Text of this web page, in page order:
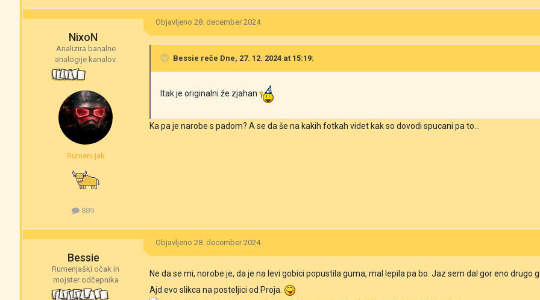
NixoN
Analizira banalne
analogije kanalov.
Rumeni jak
889
Objavljeno28. december 2024
Bessie reče Dne, 27. 12. 2024 at 15:19:
Itak je originalni že zjahan
Ka pa je narobe s padom? A se da še na kakih fotkah videt kak so dovodi spucani pa to...
Bessie
Rumenjaški očak in
mojster odčepnika
Objavljeno28. december 2024
Ne da se mi, norobe je, da je na levi gobici popustila guma, mal lepila pa bo. Jaz sem dal gor eno drugo
Ajd evo slikca na posteljici od Proja.